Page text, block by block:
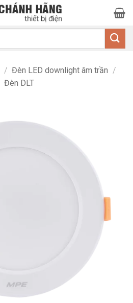
/ Đèn LED downlight âm trần /
Đèn DLT